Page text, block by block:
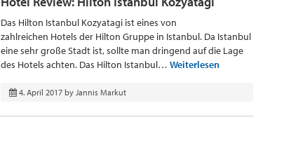
Das Hilton Istanbul Kozyatagi ist eines von
zahlreichen Hotels der Hilton Gruppe in Istanbul. Da Istanbul
eine sehr große Stadt ist, sollte man dringend auf die Lage
des Hotels achten. Das Hilton Istanbul… Weiterlesen
4. April 2017 by Jannis Markut